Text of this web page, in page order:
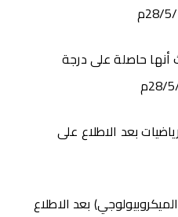
حاصلة على درجة
بعد الاطلاع على
بعد الاطلاع